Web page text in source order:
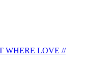
WHERE LOVE //